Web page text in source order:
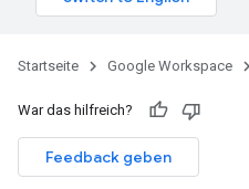
Startseite Google Workspace
War das hilfreich?
Feedback geben